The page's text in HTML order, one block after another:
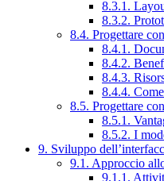
8.3.1.
8.3.2.
8.4. Progettare
8.4.1.
8.4.2.
8.4.3.
8.4.4.
8.5. Progettare
8.5.1.
8.5.2. I
9. Sviluppo
9.1. Approccio
9.1.1.